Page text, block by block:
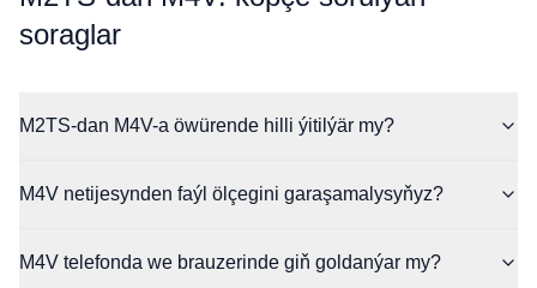
soraglar
M2TS-dan M4V-a öwürende hilli ýitilýär my?
M4V netijesynden faýl ölçegini garaşamalysyňyz?
M4V telefonda we brauzerinde giň goldanýar my?